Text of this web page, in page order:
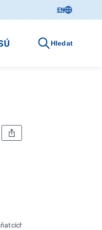
EN
Hledat
rozvodech, úmrtí a